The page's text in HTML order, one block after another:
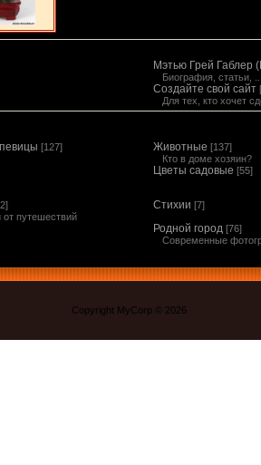
Мэтью Грей Габлер
Биография, статьи,
Создайте свой сайт
Для тех, кто хочет
[127] Животные [137]
Кто в доме хозяин?
Цветы садовые [55]
от путешествий
Стихии [7]
Родной город [76]
Современные
Copyright MyCorp © 2026